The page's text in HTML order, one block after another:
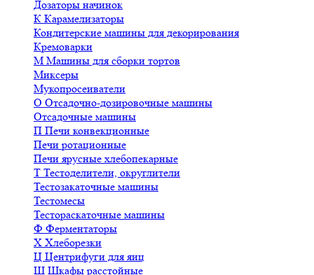
Дозаторы начинок
К Карамелизаторы
Кондитерские машины для декорирования
Кремоварки
М Машины для сборки тортов
Миксеры
Мукопросеиватели
О Отсадочно-дозировочные машины
Отсадочные машины
П Печи конвекционные
Печи ротационные
Печи ярусные хлебопекарные
Т Тестоделители, округлители
Тестозакаточные машины
Тестомесы
Тестораскаточные машины
Ф Ферментаторы
Х Хлеборезки
Ц Центрифуги для яиц
Ш Шкафы расстойные